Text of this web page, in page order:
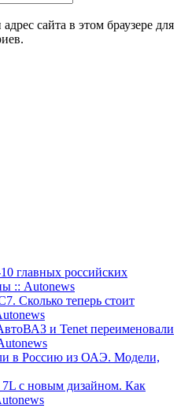
сайта в этом браузере для
главных российских
:: Autonews
Сколько теперь стоит
и Tenet переименовали
в Россию из ОАЭ. Модели,
7L с новым дизайном. Как